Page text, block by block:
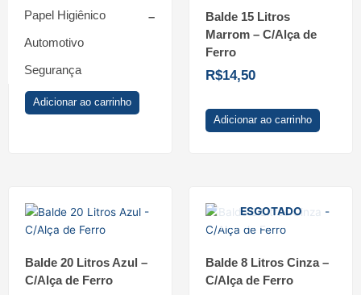
Papel Higiênico
Automotivo
Segurança
Balde 10 Litros Verde –
Adicionar ao carrinho
Balde 15 Litros
Marrom – C/Alça de
Ferro
R$14,50
Adicionar ao carrinho
Balde 20 Litros Azul –
C/Alça de Ferro
ESGOTADO
Balde 8 Litros Cinza –
C/Alça de Ferro